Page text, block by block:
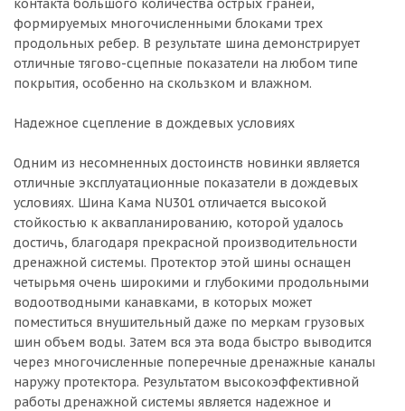
контакта большого количества острых граней,
формируемых многочисленными блоками трех
продольных ребер. В результате шина демонстрирует
отличные тягово-сцепные показатели на любом типе
покрытия, особенно на скользком и влажном.
Надежное сцепление в дождевых условиях
Одним из несомненных достоинств новинки является
отличные эксплуатационные показатели в дождевых
условиях. Шина Кама NU301 отличается высокой
стойкостью к аквапланированию, которой удалось
достичь, благодаря прекрасной производительности
дренажной системы. Протектор этой шины оснащен
четырьмя очень широкими и глубокими продольными
водоотводными канавками, в которых может
поместиться внушительный даже по меркам грузовых
шин объем воды. Затем вся эта вода быстро выводится
через многочисленные поперечные дренажные каналы
наружу протектора. Результатом высокоэффективной
работы дренажной системы является надежное и